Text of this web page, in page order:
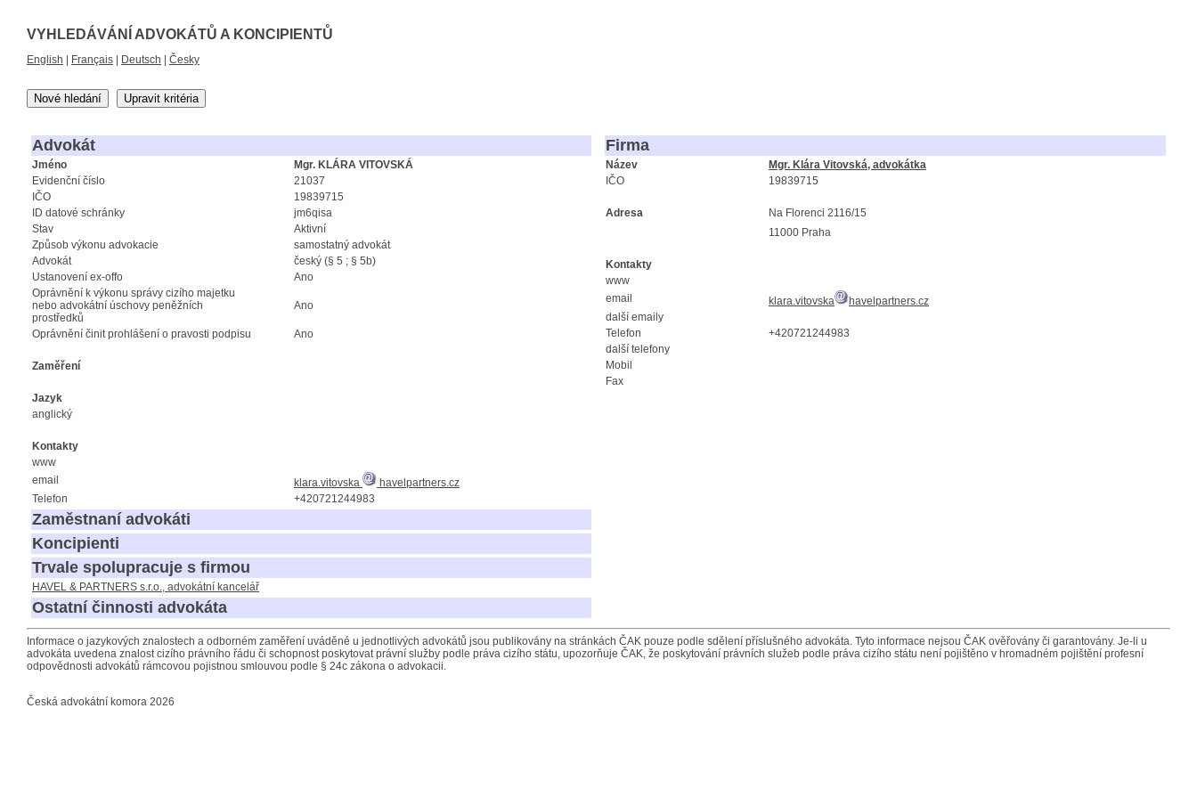
VYHLEDÁVÁNÍ ADVOKÁTŮ A KONCIPIENTŮ
English Français Deutsch Česky
Nové hledání Upravit kritéria
Advokát
Jméno
Mgr. KLÁRA VITOVSKÁ
Evidenční číslo
21037
IČO
19839715
ID datové schránky
jm6qisa
Stav
Aktivní
Způsob výkonu advokacie
samostatný advokát
Advokát
český (§ 5 ; § 5b)
Ustanovení ex-offo
Ano
Oprávnění k výkonu správy cizího majetku
nebo advokátní úschovy peněžních
prostředků
Ano
Oprávnění činit prohlášení o pravosti podpisu Ano
Zaměření
Jazyk
anglický
Kontakty
www
email
klara.vitovska
havelpartners.cz
Telefon
+420721244983
Zaměstnaní advokáti
Koncipienti
Trvale spolupracuje s firmou
HAVEL & PARTNERS s.r.o., advokátní kancelář
Ostatní činnosti advokáta
Firma
Název
Mgr. Klára Vitovská, advokátka
IČO
19839715
Adresa
Na Florenci 2116/15
11000 Praha
Kontakty
www
email
klara.vitovska
havelpartners.cz
další emaily
Telefon
+420721244983
další telefony
Mobil
Fax
Informace o jazykových znalostech a odborném zaměření uváděné u jednotlivých advokátů jsou publikovány na stránkách ČAK pouze podle sdělení příslušného advokáta. Tyto informace nejsou ČAK ověřovány či garantovány. Je-li u
advokáta uvedena znalost cizího právního řádu či schopnost poskytovat právní služby podle práva cizího státu, upozorňuje ČAK, že poskytování právních služeb podle práva cizího státu není pojištěno v hromadném pojištění profesní
odpovědnosti advokátů rámcovou pojistnou smlouvou podle § 24c zákona o advokacii.
Česká advokátní komora 2026